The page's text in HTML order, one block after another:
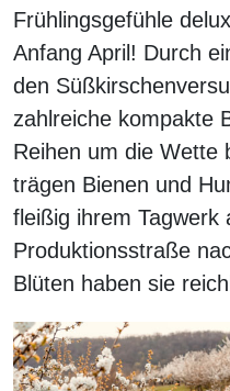
Frühlingsgefühle
Anfang April! Durch
den
zahlreiche kompakte
Reihen um die Wette
trägen Bienen und
fleißig ihrem Tagwerk
Produktionsstraße
Blüten haben sie